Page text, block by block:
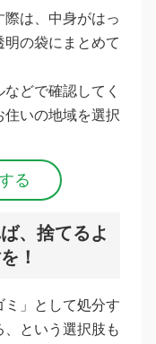
際は、中身がはっ
の袋にまとめて
どで確認してく
住いの地域を選択
る
、捨てるよ
！
ミ」として処分す
という選択肢も